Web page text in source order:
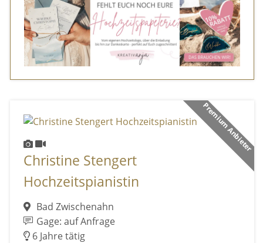
Premium Anbieter
Christine Stengert
Hochzeitspianistin
Bad Zwischenahn
Gage: auf Anfrage
6 Jahre tätig